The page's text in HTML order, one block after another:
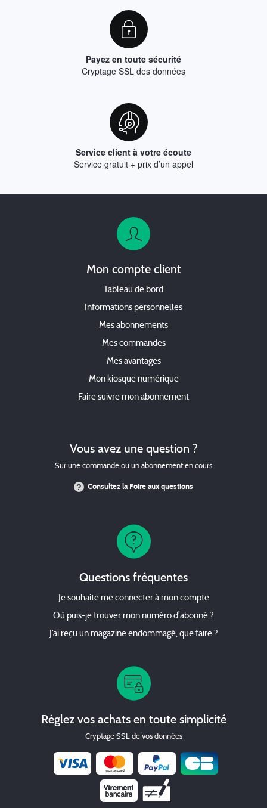
Payez en toute sécurité
Cryptage SSL des données
Service client à votre écoute
Service gratuit + prix d’un appel
Mon compte client
Tableau de bord
Informations personnelles
Mes abonnements
Mes commandes
Mes avantages
Mon kiosque numérique
Faire suivre mon abonnement
Vous avez une question ?
Sur une commande ou un abonnement en cours
Consultez laFoire aux questions
Questions fréquentes
Je souhaite me connecter à mon compte
Où puis-je trouver mon numéro d'abonné ?
J’ai reçu un magazine endommagé, que faire ?
Réglez vos achats en toute simplicité
Cryptage SSL de vos données
Chèque